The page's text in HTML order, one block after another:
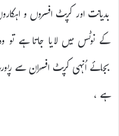
بدیانت اور کرپٹ افسروں و
کے نوٹس میں لایا جاتا ہے تو
بجائے اُنہی کرپٹ افسران سے
ہے ،